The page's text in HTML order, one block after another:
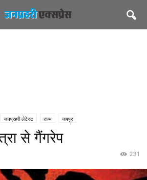
जनप्रहरी लेटेस्ट राज्य जयपुर
से गैंगरेप
231